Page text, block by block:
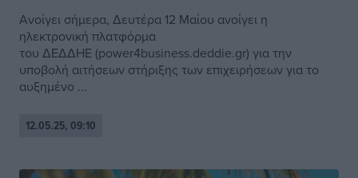
Ανοίγει σήμερα, Δευτέρα 12 Μαίου ανοίγει η
ηλεκτρονική πλατφόρμα
του ΔΕΔΔΗΕ (power4business.deddie.gr) για την
υποβολή αιτήσεων στήριξης των επιχειρήσεων για το
αυξημένο ...
12.05.25, 09:10